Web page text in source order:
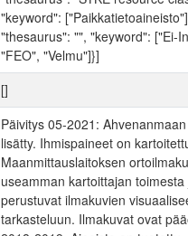
"keyword":
"thesaurus": "", "keyword": ["Ei-
"FEO", "Velmu"]}]
[]
Päivitys 05-2021:
lisätty. Ihmispaineet on
Maanmittauslaitoksen
useamman kartoittajan toimesta
perustuvat ilmakuvien
tarkasteluun. Ilmakuvat ovat